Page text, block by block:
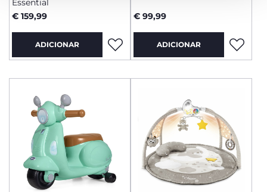
Essential
€ 159,99
ADICIONAR
€ 99,99
ADICIONAR